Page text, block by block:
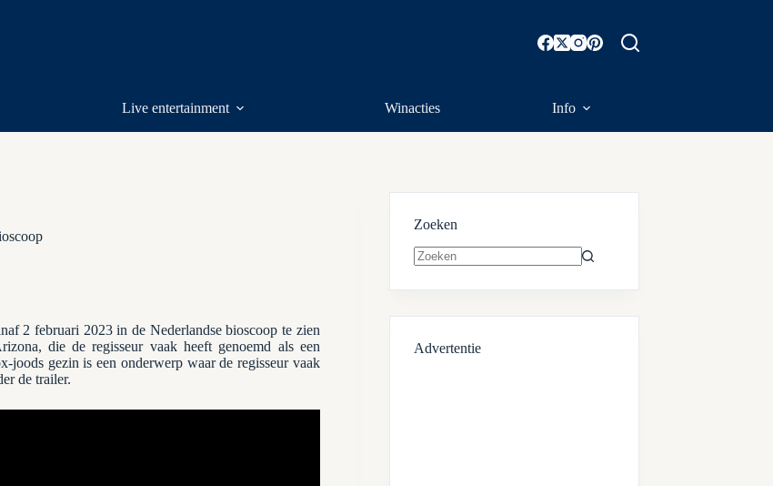
Live entertainment Winacties Info
2 februari 2023 in de Nederlandse bioscoop te zien
die de regisseur vaak heeft genoemd als een
gezin is een onderwerp waar de regisseur vaak
de trailer.
Zoeken
resultaten
Advertentie